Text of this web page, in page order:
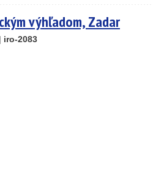
1 výhľadom, Zadar
iro-2083